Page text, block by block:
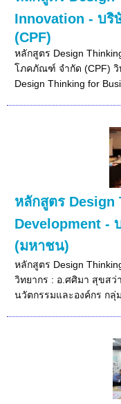
Innovation - บ
(CPF)
หลักสูตร Design
โภคภัณฑ์ จำกัด (CPF) วิ
Design Thinking for
หลักสูตร
Development -
(มหาชน)
หลักสูตร Design
วิทยากร : อ.ศศิมา สุขส
นวัตกรรมและองค์กร กลุ่